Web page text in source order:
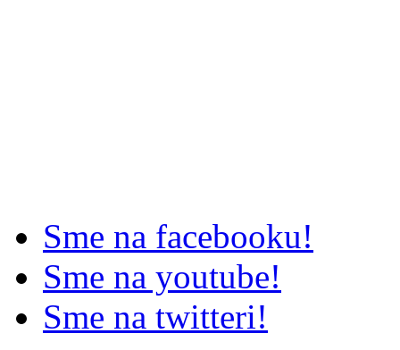
Sme na facebooku!
Sme na youtube!
Sme na twitteri!